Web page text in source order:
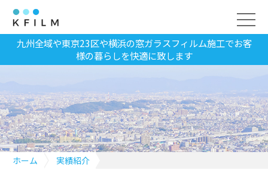
九州全域や東京23区や横浜の窓ガラスフィルム施工でお客
様の暮らしを快適に致します
ホーム
実績紹介